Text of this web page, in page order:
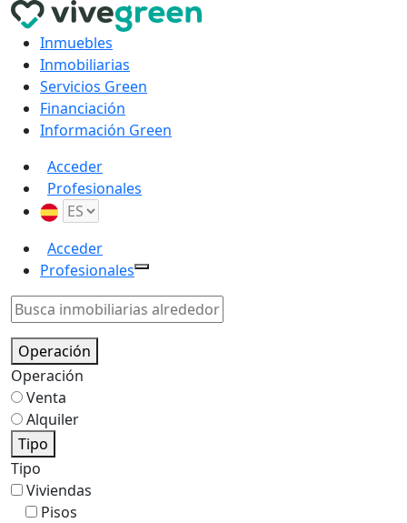
Inmuebles
Inmobiliarias
Servicios Green
Financiación
Información Green
Acceder
Profesionales
Acceder
Profesionales
Operación
Operación
Venta
Alquiler
Tipo
Tipo
Viviendas
Pisos